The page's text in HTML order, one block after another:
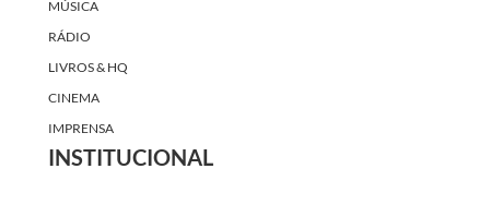
MÚSICA
RÁDIO
LIVROS & HQ
CINEMA
IMPRENSA
INSTITUCIONAL